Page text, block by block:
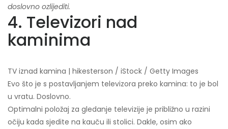
doslovno ozlijediti.
4. Televizori nad
kaminima
TV iznad kamina | hikesterson / iStock / Getty Images
Evo što je s postavljanjem televizora preko kamina: to je bol
u vratu. Doslovno.
Optimalni položaj za gledanje televizije je približno u razini
očiju kada sjedite na kauču ili stolici. Dakle, osim ako